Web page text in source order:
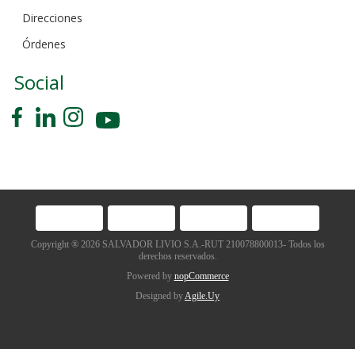
Direcciones
Órdenes
Social
Copyright ® 2026 SALVADOR LIVIO S.A.-RUT 210078800013- Todos los
derechos reservados.
Powered by nopCommerce
Designed byAgile.Uy